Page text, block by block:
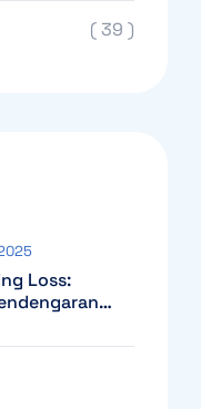
( 39 )
Loss: